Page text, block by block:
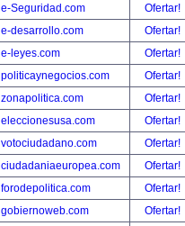
e-Seguridad.com
Ofertar!
e-desarrollo.com
Ofertar!
e-leyes.com
Ofertar!
politicaynegocios.com
Ofertar!
zonapolitica.com
Ofertar!
eleccionesusa.com
Ofertar!
votociudadano.com
Ofertar!
ciudadaniaeuropea.com
Ofertar!
forodepolitica.com
Ofertar!
gobiernoweb.com
Ofertar!